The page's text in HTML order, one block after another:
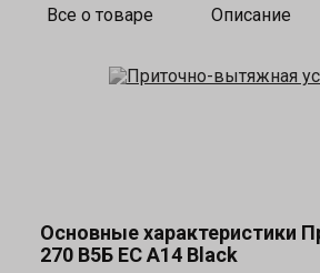
Все о товаре Описание
Основные характеристики
270 В5Б ЕС А14 Black